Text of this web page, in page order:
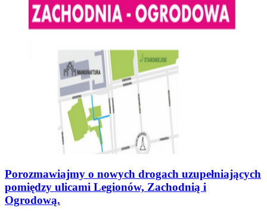
Porozmawiajmy o nowych drogach uzupełniających
pomiędzy ulicami Legionów, Zachodnią i
Ogrodową.